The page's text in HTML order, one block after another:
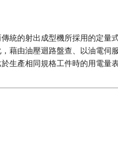
統的射出成型機所採用的定量
藉由油壓迴路盤查、以油電伺
生產相同規格工件時的用電量